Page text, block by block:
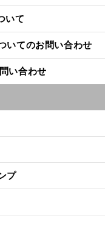
いて
てのお問い合わせ
い合わせ
プ